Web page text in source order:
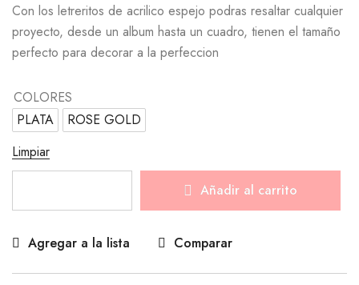
Con los letreritos de acrilico espejo podras resaltar cualquier
proyecto, desde un album hasta un cuadro, tienen el tamaño
perfecto para decorar a la perfeccion
COLORES
PLATA
ROSE GOLD
Limpiar
Añadir al carrito
Agregar a la lista Comparar